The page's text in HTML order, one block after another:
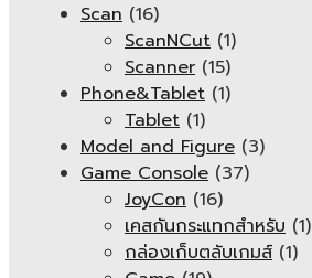
Scan (16)
ScanNCut (1)
Scanner (15)
Phone&Tablet (1)
Tablet (1)
Model and Figure (3)
Game Console (37)
JoyCon (16)
เคสกันกระแทกสำหรับ (1)
กล่องเก็บตลับเกมส์ (1)